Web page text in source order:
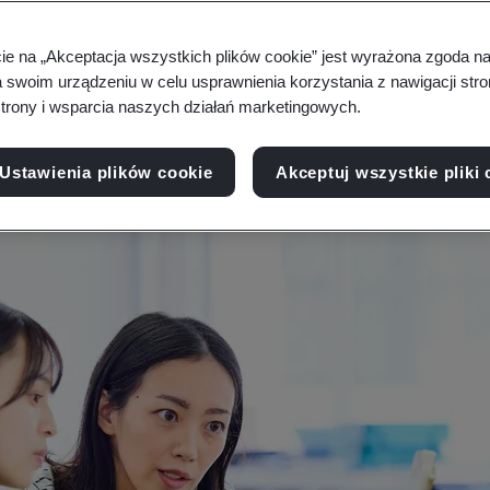
w zakresie zaufania mogą podnieść wartość,
na „Akceptacja wszystkich plików cookie” jest wyrażona zgoda
swoim urządzeniu w celu usprawnienia korzystania z nawigacji
i wsparcia naszych działań marketingowych.
Ustawienia plików cookie Akceptuj wszystkie pliki